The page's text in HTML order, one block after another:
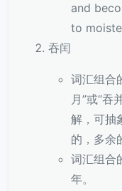
and
to
吞闰
词汇组合
月”或“吞
解，可抽
的，多余
词汇组合
年。